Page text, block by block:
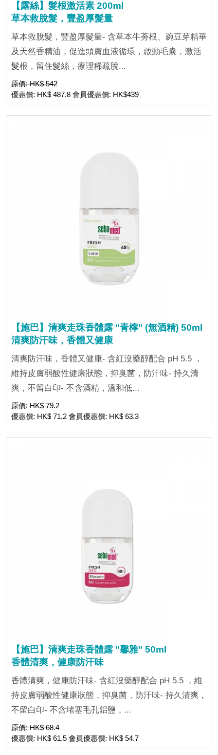
【露絲】髮根激活素 200ml
草本救脫髮，豐盈厚髮量
草本救脫髮，豐盈厚髮量- 含草本牛蒡根、豌豆芽精華
及天然香精油，促進頭膚血液循環，啟動毛囊，激活
髮根，留住髮絲，療理稀疏脫...
原價: HK$ 542
優惠價: HK$ 487.8 會員優惠價: HK$439
【施巴】清爽走珠香體露 "青檸" (無酒精) 50ml
清爽防汗味，香體又健康
清爽防汗味，香體又健康- 含紅沒藥醇配合 pH 5.5 ，
維持皮膚弱酸性健康狀態，抑臭菌，防汗味- 持久清
爽，不留白印- 不含酒精，溫和低...
原價: HK$ 79.2
優惠價: HK$ 71.2 會員優惠價: HK$ 63.3
【施巴】清爽走珠香體露 "馨雅" 50ml
香體清爽，健康防汗味
香體清爽，健康防汗味- 含紅沒藥醇配合 pH 5.5 ，維
持皮膚弱酸性健康狀態，抑臭菌，防汗味- 持久清爽，
不留白印- 不含堵塞毛孔鋁鹽，...
原價: HK$ 68.4
優惠價: HK$ 61.5 會員優惠價: HK$ 54.7